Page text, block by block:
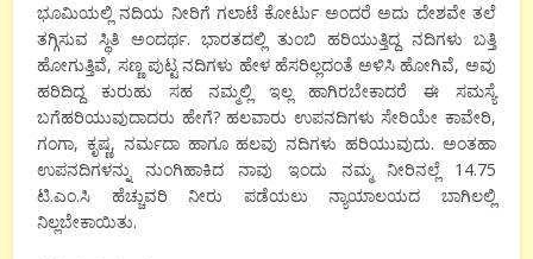
ಭೂಮಿಯಲ್ಲಿ ನದಿಯ ನೀರಿಗೆ ಗಲಾಟೆ ಕೋರ್ಟು ಅಂದರೆ ಅದು ದೇಶವೇ ತಲೆ
ತಗ್ಗಿಸುವ ಸ್ಥಿತಿ ಅಂದರ್ಥ. ಭಾರತದಲ್ಲಿ ತುಂಬಿ ಹರಿಯುತ್ತಿದ್ದ ನದಿಗಳು ಬತ್ತಿ
ಹೋಗುತ್ತಿವೆ, ಸಣ್ಣ ಪುಟ್ಟ ನದಿಗಳು ಹೇಳ ಹೆಸರಿಲ್ಲದಂತೆ ಅಳಿಸಿ ಹೋಗಿವೆ, ಅವು
ಹರಿದಿದ್ದ ಕುರುಹು ಸಹ ನಮ್ಮಲ್ಲಿ ಇಲ್ಲ ಹಾಗಿರಬೇಕಾದರೆ ಈ ಸಮಸ್ಯೆ
ಬಗೆಹರಿಯುವುದಾದರು ಹೇಗೆ? ಹಲವಾರು ಉಪನದಿಗಳು ಸೇರಿಯೇ ಕಾವೇರಿ,
ಗಂಗಾ, ಕೃಷ್ಣ, ನರ್ಮದಾ ಹಾಗೂ ಹಲವು ನದಿಗಳು ಹರಿಯುವುದು. ಅಂತಹಾ
ಉಪನದಿಗಳನ್ನು ನುಂಗಿಹಾಕಿದ ನಾವು ಇಂದು ನಮ್ಮ ನೀರಿನಲ್ಲೆ 14.75
ಟಿ.ಎಂ.ಸಿ ಹೆಚ್ಚುವರಿ ನೀರು ಪಡೆಯಲು ನ್ಯಾಯಾಲಯದ ಬಾಗಿಲಲ್ಲಿ
ನಿಲ್ಲಬೇಕಾಯಿತು.